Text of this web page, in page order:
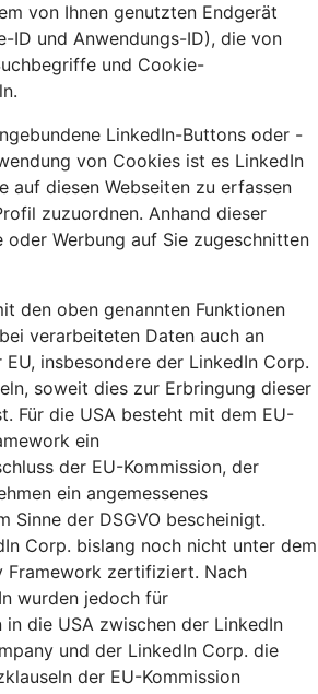
von Ihnen genutzten Endgerät
ID und Anwendungs-ID), die von
und Cookie-
LinkedIn-Buttons oder -
von Cookies ist es LinkedIn
auf diesen Webseiten zu erfassen
zuzuordnen. Anhand dieser
oder Werbung auf Sie zugeschnitten
den oben genannten Funktionen
verarbeiteten Daten auch an
insbesondere der LinkedIn Corp.
soweit dies zur Erbringung dieser
Für die USA besteht mit dem EU-
ein
der EU-Kommission, der
ein angemessenes
Sinne der DSGVO bescheinigt.
Corp. bislang noch nicht unter dem
Framework zertifiziert. Nach
wurden jedoch für
die USA zwischen der LinkedIn
und der LinkedIn Corp. die
der EU-Kommission